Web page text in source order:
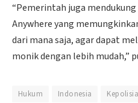
“Pemerintah juga
Anywhere yang
dari mana saja, agar dapat
monik dengan lebih mudah,”
Hukum Indonesia